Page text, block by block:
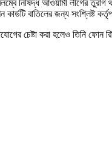
নিষিদ্ধ আওয়ামী লীগের
বাতিলের জন্য সংশ্লিষ্ট
চেষ্টা করা হলেও তিনি ফোন